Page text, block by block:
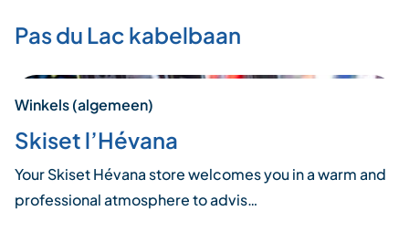
Pas du Lac kabelbaan
Winkels (algemeen)
Skiset l’Hévana
Your Skiset Hévana store welcomes you in a warm and
professional atmosphere to advis…